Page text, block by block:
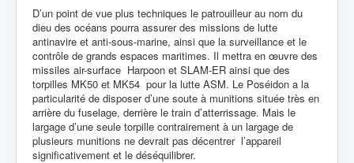
D’un point de vue plus techniques le patrouilleur au nom du
dieu des océans pourra assurer des missions de lutte
antinavire et anti-sous-marine, ainsi que la surveillance et le
contrôle de grands espaces maritimes. Il mettra en œuvre des
missiles air-surface Harpoon et SLAM-ER ainsi que des
torpilles MK50 et MK54 pour la lutte ASM. Le Poséidon a la
particularité de disposer d’une soute à munitions située très en
arrière du fuselage, derrière le train d’atterrissage. Mais le
largage d’une seule torpille contrairement à un largage de
plusieurs munitions ne devrait pas décentrer l’appareil
significativement et le déséquilibrer.